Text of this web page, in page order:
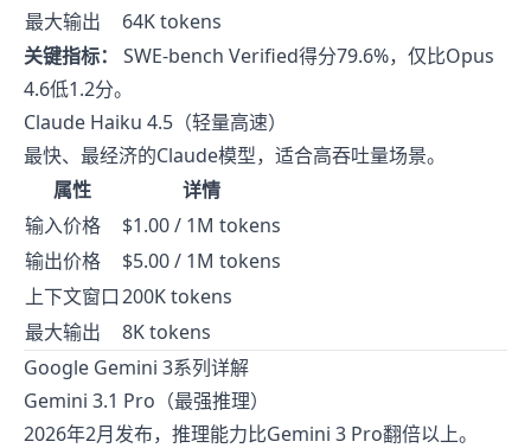
最大输出
64K tokens
关键指标：
SWE-bench Verified得分79.6%，仅比Opus
4.6低1.2分。
Claude Haiku 4.5（轻量高速）
最快、最经济的Claude模型，适合高吞吐量场景。
属性
详情
输入价格
$1.00 / 1M tokens
输出价格
$5.00 / 1M tokens
上下文窗口200K tokens
最大输出
8K tokens
Google Gemini 3系列详解
Gemini 3.1 Pro（最强推理）
2026年2月发布，推理能力比Gemini 3 Pro翻倍以上。